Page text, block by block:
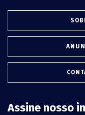
Assine nosso